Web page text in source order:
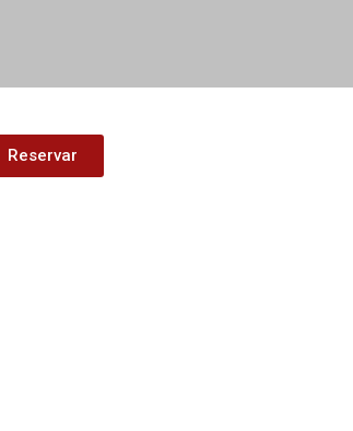
Reservar